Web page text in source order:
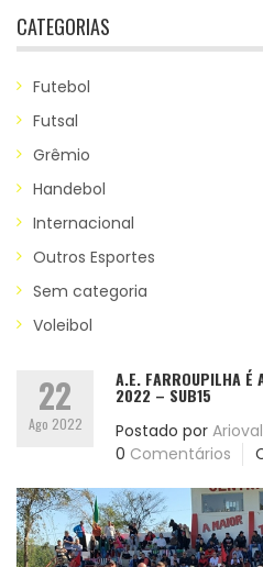
CATEGORIAS
Futebol
Futsal
Grêmio
Handebol
Internacional
Outros Esportes
Sem categoria
Voleibol
22
Ago 2022
A.E. FARROUPILHA É
2022 – SUB15
Postado por
0 Comentários